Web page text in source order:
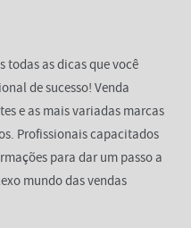
todas as dicas que você
de sucesso! Venda
e as mais variadas marcas
Profissionais capacitados
para dar um passo a
mundo das vendas